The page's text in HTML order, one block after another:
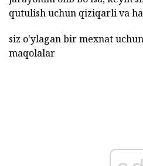
qutulish uchun qiziqarli va
siz o'ylagan bir mexnat
maqolalar